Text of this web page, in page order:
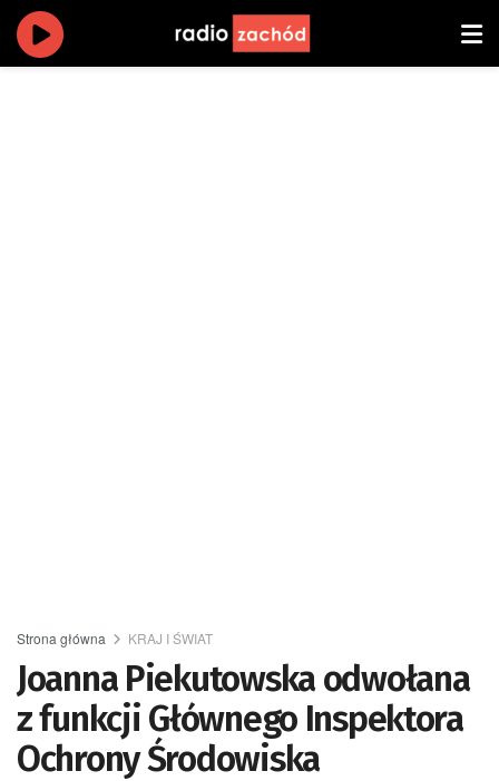
Strona główna KRAJ I ŚWIAT
Joanna Piekutowska odwołana
z funkcji Głównego Inspektora
Ochrony Środowiska